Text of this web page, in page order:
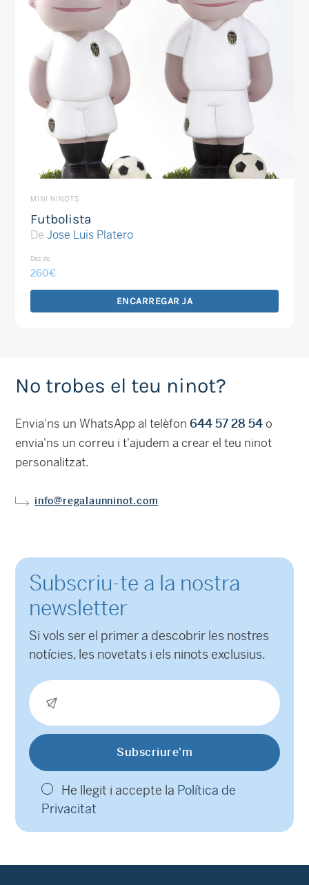
MINI NINOTS
Futbolista
De Jose Luis Platero
Des de:
260€
ENCARREGAR JA
No trobes el teu ninot?
Envia'ns un WhatsApp al telèfon 644 57 28 54o
envia'ns un correu i t'ajudem a crear el teu ninot
personalitzat.
info@regalaunninot.com
Subscriu-te a la nostra
newsletter
Si vols ser el primer a descobrir les nostres
notícies, les novetats i els ninots exclusius.
He llegit i accepte la Política de
Privacitat